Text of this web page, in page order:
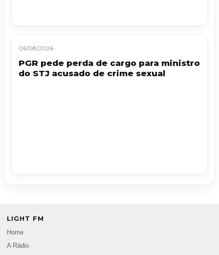
06/08/2026
PGR pede perda de cargo para ministro
do STJ acusado de crime sexual
LIGHT FM
Home
A Rádio